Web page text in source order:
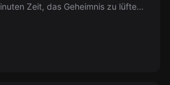
Zeit, das Geheimnis zu lüften,